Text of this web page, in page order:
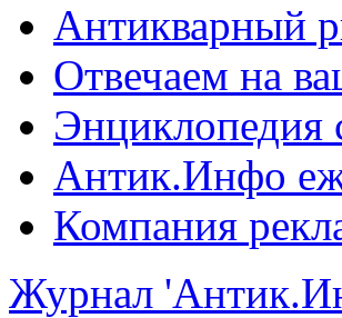
Антикварный
Отвечаем на
Энциклопедия
Антик.Инфо
Компания
Журнал